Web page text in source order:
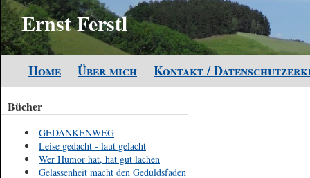
Ernst Ferstl
Home Über mich Kontakt /
Bücher
GEDANKENWEG
Leise gedacht - laut gelacht
Wer Humor hat, hat gut lachen
Gelassenheit macht den Geduldsfaden